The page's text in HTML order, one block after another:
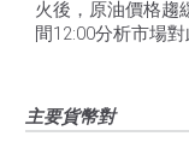
火後，原油價格趨
間12:00分析市場
主要貨幣對